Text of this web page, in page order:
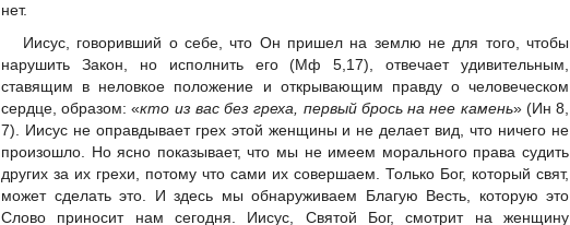
нет.
Иисус, говоривший о себе, что Он пришел на землю не для того, чтобы
нарушить Закон, но исполнить его (Мф 5,17), отвечает удивительным,
ставящим в неловкое положение и открывающим правду о человеческом
сердце, образом: «кто из вас без греха, первый брось на нее камень» (Ин 8,
7). Иисус не оправдывает грех этой женщины и не делает вид, что ничего не
произошло. Но ясно показывает, что мы не имеем морального права судить
других за их грехи, потому что сами их совершаем. Только Бог, который свят,
может сделать это. И здесь мы обнаруживаем Благую Весть, которую это
Слово приносит нам сегодня. Иисус, Святой Бог, смотрит на женщину